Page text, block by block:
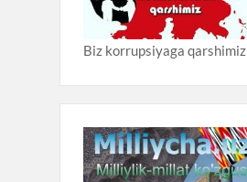
Biz korrupsiyaga qarshimiz